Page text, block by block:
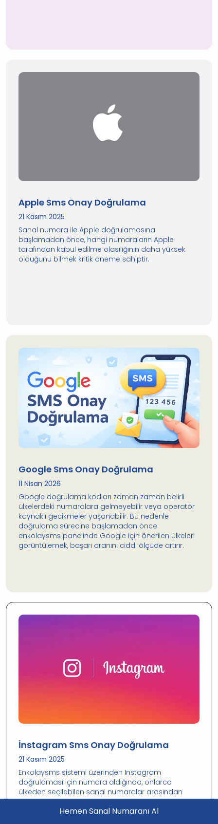
Hemen Sanal Numaranı Al
Apple Sms Onay Doğrulama
21 Kasım 2025
Sanal numara ile Apple doğrulamasına
başlamadan önce, hangi numaraların Apple
tarafından kabul edilme olasılığının daha yüksek
olduğunu bilmek kritik öneme sahiptir.
Google Sms Onay Doğrulama
11 Nisan 2026
Google doğrulama kodları zaman zaman belirli
ülkelerdeki numaralara gelmeyebilir veya operatör
kaynaklı gecikmeler yaşanabilir. Bu nedenle
doğrulama sürecine başlamadan önce
enkolaysms panelinde Google için önerilen ülkeleri
görüntülemek, başarı oranını ciddi ölçüde artırır.
İnstagram Sms Onay Doğrulama
21 Kasım 2025
Enkolaysms sistemi üzerinden Instagram
doğrulaması için numara aldığında, onlarca
ülkeden seçilebilen sanal numaralar arasından
tercihini yapabilirsin